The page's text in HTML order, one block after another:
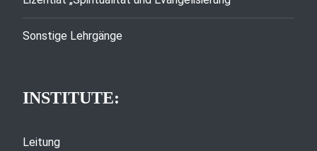
Sonstige Lehrgänge
INSTITUTE:
Leitung